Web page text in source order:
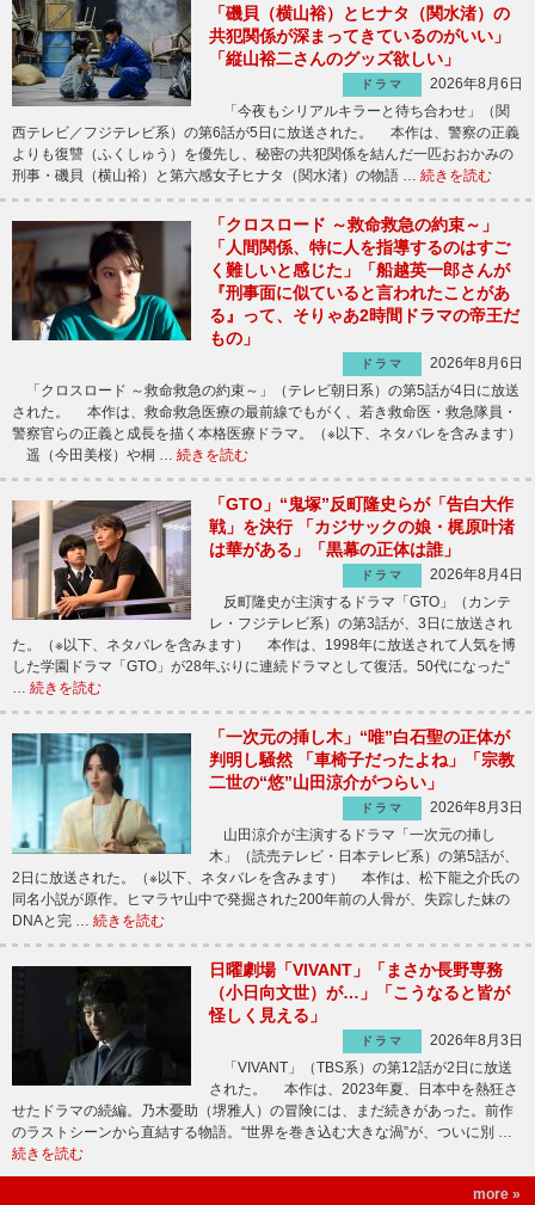
「磯貝（横山裕）とヒナタ（関水渚）の
共犯関係が深まってきているのがいい」
「縦山裕二さんのグッズ欲しい」
ドラマ
2026年8月6日
「今夜もシリアルキラーと待ち合わせ」（関
西テレビ／フジテレビ系）の第6話が5日に放送された。 本作は、警察の正義
よりも復讐（ふくしゅう）を優先し、秘密の共犯関係を結んだ一匹おおかみの
刑事・磯貝（横山裕）と第六感女子ヒナタ（関水渚）の物語 … 続きを読む
「クロスロード ～救命救急の約束～」
「人間関係、特に人を指導するのはすご
く難しいと感じた」「船越英一郎さんが
『刑事面に似ていると言われたことがあ
る』って、そりゃあ2時間ドラマの帝王だ
もの」
ドラマ
2026年8月6日
「クロスロード ～救命救急の約束～」（テレビ朝日系）の第5話が4日に放送
された。 本作は、救命救急医療の最前線でもがく、若き救命医・救急隊員・
警察官らの正義と成長を描く本格医療ドラマ。（※以下、ネタバレを含みます）
遥（今田美桜）や桐 … 続きを読む
「GTO」“鬼塚”反町隆史らが「告白大作
戦」を決行 「カジサックの娘・梶原叶渚
は華がある」「黒幕の正体は誰」
ドラマ
2026年8月4日
反町隆史が主演するドラマ「GTO」（カンテ
レ・フジテレビ系）の第3話が、3日に放送され
た。（※以下、ネタバレを含みます） 本作は、1998年に放送されて人気を博
した学園ドラマ「GTO」が28年ぶりに連続ドラマとして復活。50代になった“
… 続きを読む
「一次元の挿し木」“唯”白石聖の正体が
判明し騒然 「車椅子だったよね」「宗教
二世の“悠”山田涼介がつらい」
ドラマ
2026年8月3日
山田涼介が主演するドラマ「一次元の挿し
木」（読売テレビ・日本テレビ系）の第5話が、
2日に放送された。（※以下、ネタバレを含みます） 本作は、松下龍之介氏の
同名小説が原作。ヒマラヤ山中で発掘された200年前の人骨が、失踪した妹の
DNAと完 … 続きを読む
日曜劇場「VIVANT」「まさか長野専務
（小日向文世）が…」「こうなると皆が
怪しく見える」
ドラマ
2026年8月3日
「VIVANT」（TBS系）の第12話が2日に放送
された。 本作は、2023年夏、日本中を熱狂さ
せたドラマの続編。乃木憂助（堺雅人）の冒険には、まだ続きがあった。前作
のラストシーンから直結する物語。“世界を巻き込む大きな渦”が、ついに別 …
続きを読む
more »